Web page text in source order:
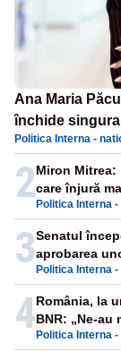
Ana Maria
închide
Politica Interna -
2 Politica Interna
Miron Mitrea:
care înjură
3 Politica Interna
Senatul
aprobarea
4 Politica Interna
România, la
BNR: „Ne-